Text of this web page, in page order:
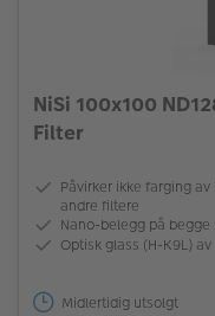
NiSi 100x100
Filter
Påvirker ikke farging
andre filtere
Nano-belegg på
Optisk glass (H-K9L)
Midlertidig utsolgt